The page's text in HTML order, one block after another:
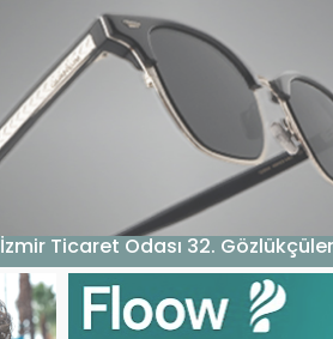
EKONOMI
5 Ağustos 2026 - 10:14
İzmir Ticaret Odası 32.